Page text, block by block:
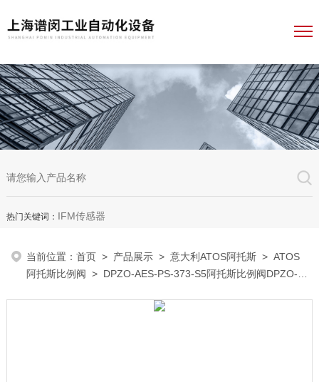
热门关键词： IFM传感器
当前位置：首页 > 产品展示 >意大利ATOS阿托斯 >ATOS
阿托斯比例阀 > DPZO-AES-PS-373-S5阿托斯比例阀DPZO-